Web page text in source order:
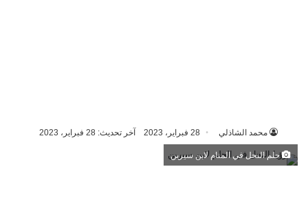
محمد الشاذلي 28 فبراير، 2023 آخر تحديث: 28 فبراير، 2023
حلم النحل في المنام لابن سيرين